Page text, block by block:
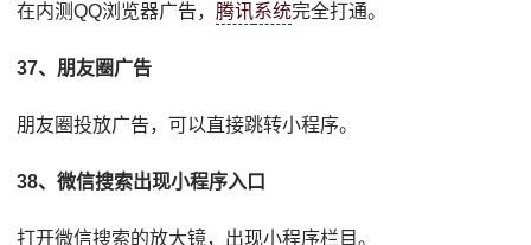
在内测QQ浏览器广告，腾讯系统完全打通。
37、朋友圈广告
朋友圈投放广告，可以直接跳转小程序。
38、微信搜索出现小程序入口
打开微信搜索的放大镜，出现小程序栏目。